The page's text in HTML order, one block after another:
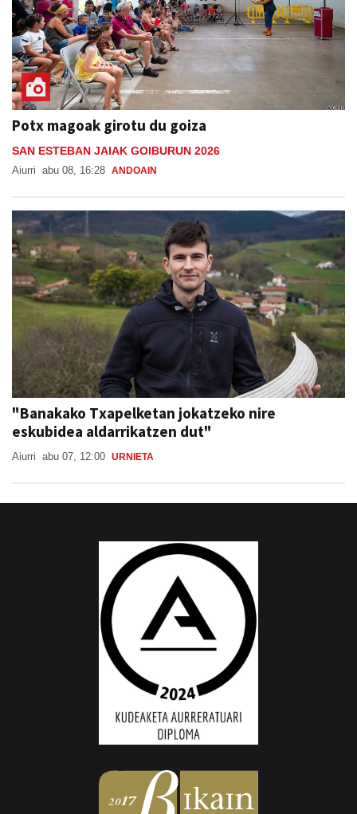
Potx magoak girotu du goiza
SAN ESTEBAN JAIAK GOIBURUN 2026
Aiurri abu 08, 16:28 ANDOAIN
"Banakako Txapelketan jokatzeko nire
eskubidea aldarrikatzen dut"
Aiurri abu 07, 12:00 URNIETA